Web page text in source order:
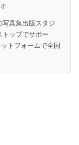
真集出版スタジ
トップでサポー
トフォームで全国